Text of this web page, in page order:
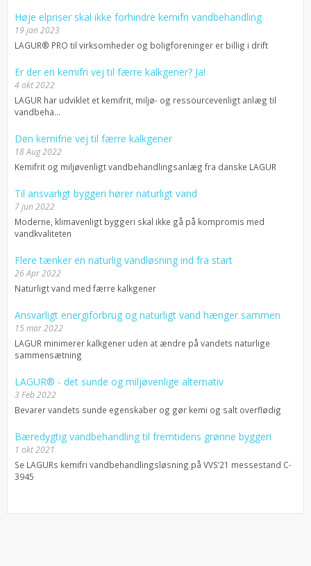
Høje elpriser skal ikke forhindre kemifri vandbehandling
19 jan 2023
LAGUR® PRO til virksomheder og boligforeninger er billig i drift
Er der en kemifri vej til færre kalkgener? Ja!
4 okt 2022
LAGUR har udviklet et kemifrit, miljø- og ressourcevenligt anlæg til
vandbeha...
Den kemifrie vej til færre kalkgener
18 Aug 2022
Kemifrit og miljøvenligt vandbehandlingsanlæg fra danske LAGUR
Til ansvarligt byggeri hører naturligt vand
7 jun 2022
Moderne, klimavenligt byggeri skal ikke gå på kompromis med
vandkvaliteten
Flere tænker en naturlig vandløsning ind fra start
26 Apr 2022
Naturligt vand med færre kalkgener
Ansvarligt energiforbrug og naturligt vand hænger sammen
15 mar 2022
LAGUR minimerer kalkgener uden at ændre på vandets naturlige
sammensætning
LAGUR® - det sunde og miljøvenlige alternativ
3 Feb 2022
Bevarer vandets sunde egenskaber og gør kemi og salt overflødig
Bæredygtig vandbehandling til fremtidens grønne byggeri
1 okt 2021
Se LAGURs kemifri vandbehandlingsløsning på VVS’21 messestand C-
3945